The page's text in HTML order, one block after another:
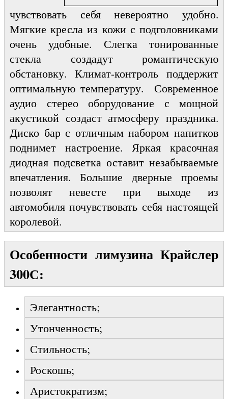
чувствовать себя невероятно удобно.
Мягкие кресла из кожи с подголовниками
очень удобные. Слегка тонированные
стекла создадут романтическую
обстановку. Климат-контроль поддержит
оптимальную температуру. Современное
аудио стерео оборудование с мощной
акустикой создаст атмосферу праздника.
Диско бар с отличным набором напитков
поднимет настроение. Яркая красочная
диодная подсветка оставит незабываемые
впечатления. Большие дверные проемы
позволят невесте при выходе из
автомобиля почувствовать себя настоящей
королевой.
Особенности лимузина Крайслер
300С:
Элегантность;
Утонченность;
Стильность;
Роскошь;
Аристократизм;